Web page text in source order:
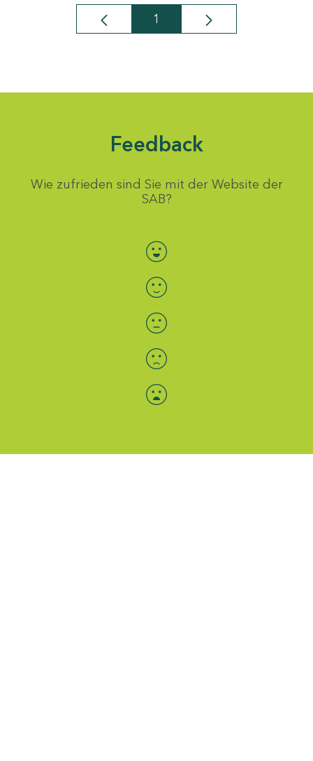
Seite
1
Feedback
Wie zufrieden sind Sie mit der Website der
SAB?
Bewertung auswählen